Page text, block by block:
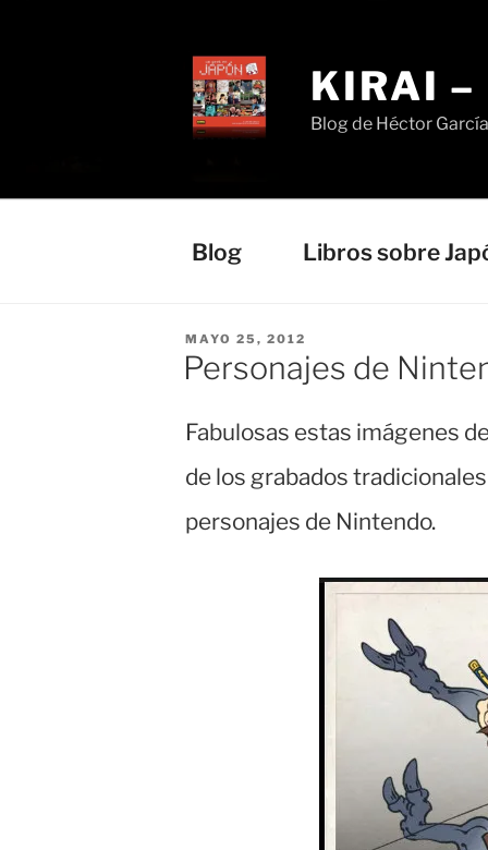
KIRAI –
Blog de Héctor García
Blog Libros sobre
PUBLICADO
EL
MAYO 25, 2012
Personajes de
Fabulosas estas imágenes
de los grabados
personajes de Nintendo.